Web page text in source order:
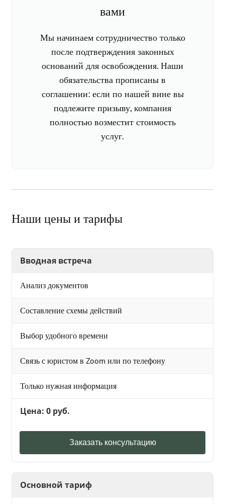
вами
Мы начинаем сотрудничество только
после подтверждения законных
оснований для освобождения. Наши
обязательства прописаны в
соглашении: если по нашей вине вы
подлежите призыву, компания
полностью возместит стоимость
услуг.
Наши цены и тарифы
Вводная встреча
Анализ документов
Составление схемы действий
Выбор удобного времени
Связь с юристом в Zoom или по телефону
Только нужная информация
Цена: 0 руб.
Заказать консультацию
Основной тариф